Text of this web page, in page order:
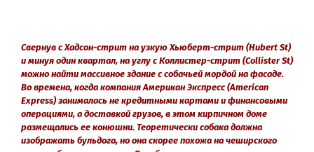
Свернув с Хадсон-стрит на узкую Хьюберт-стрит (Hubert St)
и минуя один квартал, на углу с Коллистер-стрит (Collister St)
можно найти массивное здание с собачьей мордой на фасаде.
Во времена, когда компания Американ Экспресс (American
Express) занималась не кредитными картами и финансовыми
операциями, а доставкой грузов, в этом кирпичном доме
размещались ее конюшни. Теоретически собака должна
изображать бульдога, но она скорее похожа на чеширского